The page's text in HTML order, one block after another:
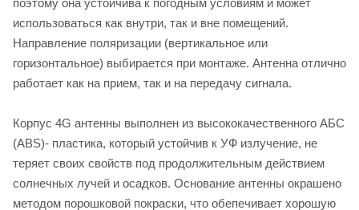
поэтому она устойчива к погодным условиям и может
использоваться как внутри, так и вне помещений.
Направление поляризации (вертикальное или
горизонтальное) выбирается при монтаже. Антенна отлично
работает как на прием, так и на передачу сигнала.
Корпус 4G антенны выполнен из высококачественного АБС
(ABS)- пластика, который устойчив к УФ излучение, не
теряет своих свойств под продолжительным действием
солнечных лучей и осадков. Основание антенны окрашено
методом порошковой покраски, что обепечивает хорошую